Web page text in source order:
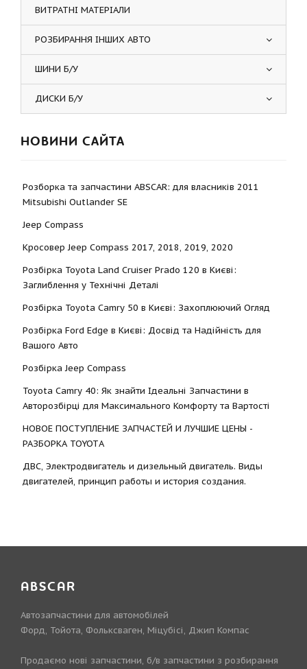
ВИТРАТНІ МАТЕРІАЛИ
РОЗБИРАННЯ ІНШИХ АВТО
ШИНИ Б/У
ДИСКИ Б/У
НОВИНИ САЙТА
Розборка та запчастини ABSCAR: для власників 2011
Mitsubishi Outlander SE
Jeep Compass
Кросовер Jeep Compass 2017, 2018, 2019, 2020
Розбірка Toyota Land Cruiser Prado 120 в Києві:
Заглиблення у Технічні Деталі
Розбірка Toyota Camry 50 в Києві: Захоплюючий Огляд
Розбірка Ford Edge в Києві: Досвід та Надійність для
Вашого Авто
Розбірка Jeep Compass
Toyota Camry 40: Як знайти Ідеальні Запчастини в
Авторозбірці для Максимального Комфорту та Вартості
НОВОЕ ПОСТУПЛЕНИЕ ЗАПЧАСТЕЙ И ЛУЧШИЕ ЦЕНЫ -
РАЗБОРКА TOYOTА
ДВС, Электродвигатель и дизельный двигатель. Виды
двигателей, принцип работы и история создания.
ABSCAR
Автозапчастини для автомобілей
Форд, Тойота, Фольксваген, Міцубісі, Джип Компас
Продаємо нові запчастини, б/в запчастини з розбирання